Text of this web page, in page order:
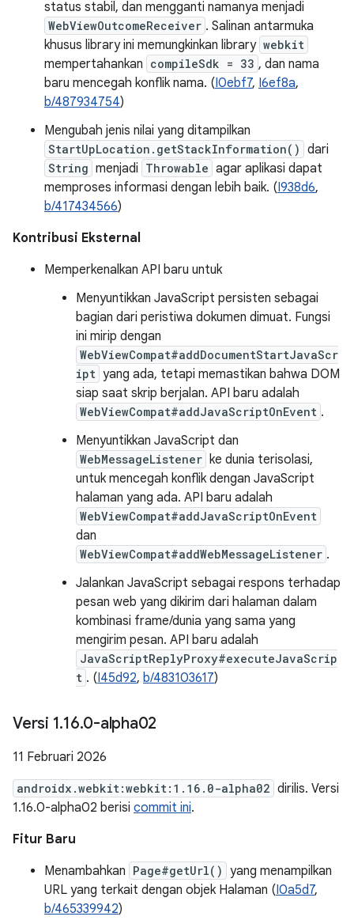
status stabil, dan mengganti namanya menjadi
WebViewOutcomeReceiver . Salinan antarmuka
khusus library ini memungkinkan library webkit
mempertahankan compileSdk = 33 , dan nama
baru mencegah konflik nama. (I0ebf7, I6ef8a,
b/487934754)
Mengubah jenis nilai yang ditampilkan
StartUpLocation.getStackInformation() dari
String menjadi Throwable agar aplikasi dapat
memproses informasi dengan lebih baik. (I938d6,
b/417434566)
Kontribusi Eksternal
Memperkenalkan API baru untuk
Menyuntikkan JavaScript persisten sebagai
bagian dari peristiwa dokumen dimuat. Fungsi
ini mirip dengan
WebViewCompat#addDocumentStartJavaScr
ipt yang ada, tetapi memastikan bahwa DOM
siap saat skrip berjalan. API baru adalah
WebViewCompat#addJavaScriptOnEvent .
Menyuntikkan JavaScript dan
WebMessageListener ke dunia terisolasi,
untuk mencegah konflik dengan JavaScript
halaman yang ada. API baru adalah
WebViewCompat#addJavaScriptOnEvent
dan
WebViewCompat#addWebMessageListener .
Jalankan JavaScript sebagai respons terhadap
pesan web yang dikirim dari halaman dalam
kombinasi frame/dunia yang sama yang
mengirim pesan. API baru adalah
JavaScriptReplyProxy#executeJavaScrip
t . (I45d92, b/483103617)
Versi 1.16.0-alpha02
11 Februari 2026
androidx.webkit:webkit:1.16.0-alpha02 dirilis. Versi
1.16.0-alpha02 berisi commit ini.
Fitur Baru
Menambahkan Page#getUrl() yang menampilkan
URL yang terkait dengan objek Halaman (I0a5d7,
b/465339942)